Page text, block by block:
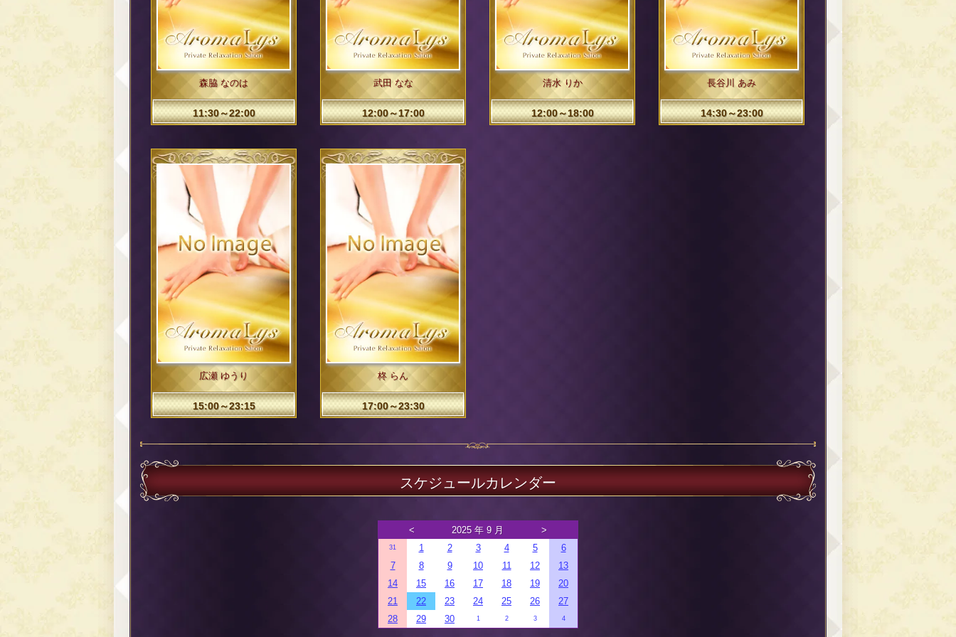
森脇 なのは
11:30～22:00
武田 なな
12:00～17:00
清水 りか
12:00～18:00
長谷川 あみ
14:30～23:00
広瀬 ゆうり
15:00～23:15
柊 らん
17:00～23:30
スケジュールカレンダー
< 2025 年 9 月 >
31 1 2 3 4 5
6
7
8 9 10 11 12
13
14
15 16 17 18 19
20
21
22 23 24 25 26
27
28
29 30 1 2 3 4